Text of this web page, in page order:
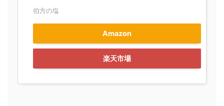
伯方の塩
Amazon
楽天市場